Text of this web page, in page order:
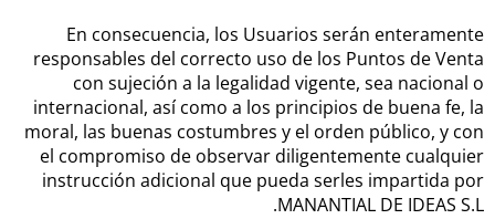
En consecuencia, los Usuarios serán enteramente
responsables del correcto uso de los Puntos de Venta
con sujeción a la legalidad vigente, sea nacional o
internacional, así como a los principios de buena fe, la
moral, las buenas costumbres y el orden público, y con
el compromiso de observar diligentemente cualquier
instrucción adicional que pueda serles impartida por
MANANTIAL DE IDEAS S.L.